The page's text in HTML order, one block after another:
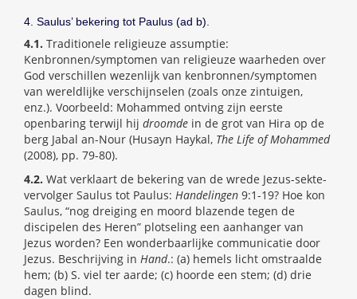
4. Saulus’ bekering tot Paulus (ad b).
4.1. Traditionele religieuze assumptie:
Kenbronnen/symptomen van religieuze waarheden over
God verschillen wezenlijk van kenbronnen/symptomen
van wereldlijke verschijnselen (zoals onze zintuigen,
enz.). Voorbeeld: Mohammed ontving zijn eerste
openbaring terwijl hij droomde in de grot van Hira op de
berg Jabal an-Nour (Husayn Haykal, The Life of Mohammed
(2008), pp. 79-80).
4.2. Wat verklaart de bekering van de wrede Jezus-sekte-
vervolger Saulus tot Paulus: Handelingen 9:1-19? Hoe kon
Saulus, “nog dreiging en moord blazende tegen de
discipelen des Heren” plotseling een aanhanger van
Jezus worden? Een wonderbaarlijke communicatie door
Jezus. Beschrijving in Hand.: (a) hemels licht omstraalde
hem; (b) S. viel ter aarde; (c) hoorde een stem; (d) drie
dagen blind.